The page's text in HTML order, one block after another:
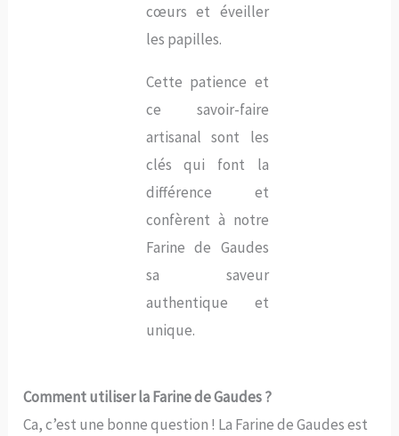
cœurs et éveiller
les papilles.
Cette patience et
ce savoir-faire
artisanal sont les
clés qui font la
différence et
confèrent à notre
Farine de Gaudes
sa saveur
authentique et
unique.
Comment utiliser la Farine de Gaudes ?
Ca, c’est une bonne question ! La Farine de Gaudes est